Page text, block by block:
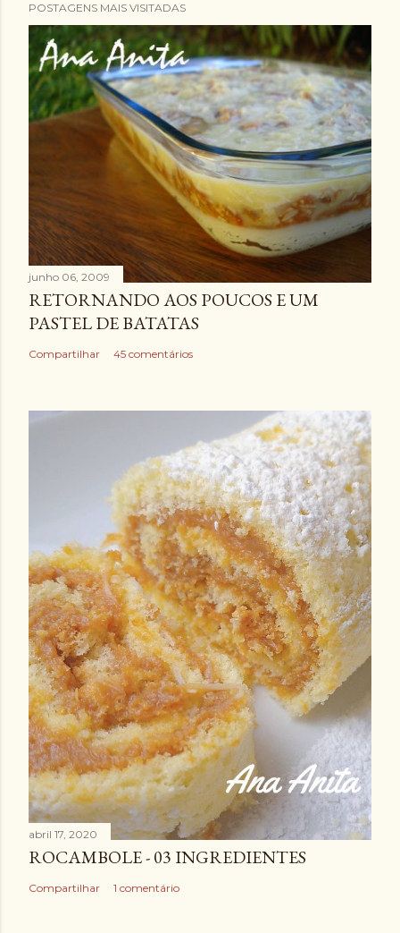
POSTAGENS MAIS VISITADAS
junho 06, 2009
RETORNANDO AOS POUCOS E UM
PASTEL DE BATATAS
Compartilhar 45 comentários
abril 17, 2020
ROCAMBOLE - 03 INGREDIENTES
Compartilhar 1 comentário